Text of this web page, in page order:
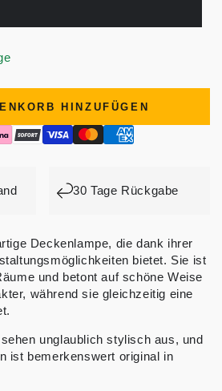
HINZUFÜGEN
30 Tage Rückgabe
Deckenlampe, die dank ihrer
bietet. Sie ist
und betont auf schöne Weise
während sie gleichzeitig eine
unglaublich stylisch aus, und
ist bemerkenswert original in